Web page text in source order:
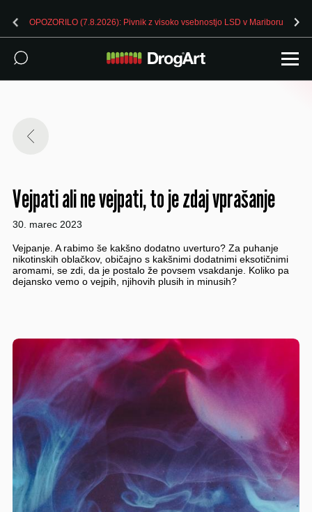
OPOZORILO (7.8.2026): Pivnik z visoko vsebnostjo LSD v Mariboru
Vejpati ali ne vejpati, to je zdaj vprašanje
30. marec 2023
Vejpanje. A rabimo še kakšno dodatno uverturo? Za puhanje
nikotinskih oblačkov, običajno s kakšnimi dodatnimi eksotičnimi
aromami, se zdi, da je postalo že povsem vsakdanje. Koliko pa
dejansko vemo o vejpih, njihovih plusih in minusih?